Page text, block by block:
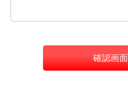
確認画